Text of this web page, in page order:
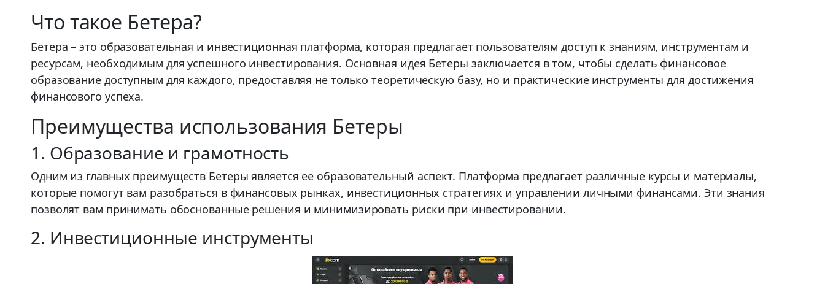
Что такое Бетера?
Бетера – это образовательная и инвестиционная платформа, которая предлагает пользователям доступ к знаниям, инструментам и
ресурсам, необходимым для успешного инвестирования. Основная идея Бетеры заключается в том, чтобы сделать финансовое
образование доступным для каждого, предоставляя не только теоретическую базу, но и практические инструменты для достижения
финансового успеха.
Преимущества использования Бетеры
1. Образование и грамотность
Одним из главных преимуществ Бетеры является ее образовательный аспект. Платформа предлагает различные курсы и материалы,
которые помогут вам разобраться в финансовых рынках, инвестиционных стратегиях и управлении личными финансами. Эти знания
позволят вам принимать обоснованные решения и минимизировать риски при инвестировании.
2. Инвестиционные инструменты